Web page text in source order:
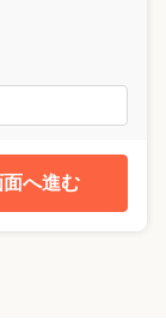
へ進む